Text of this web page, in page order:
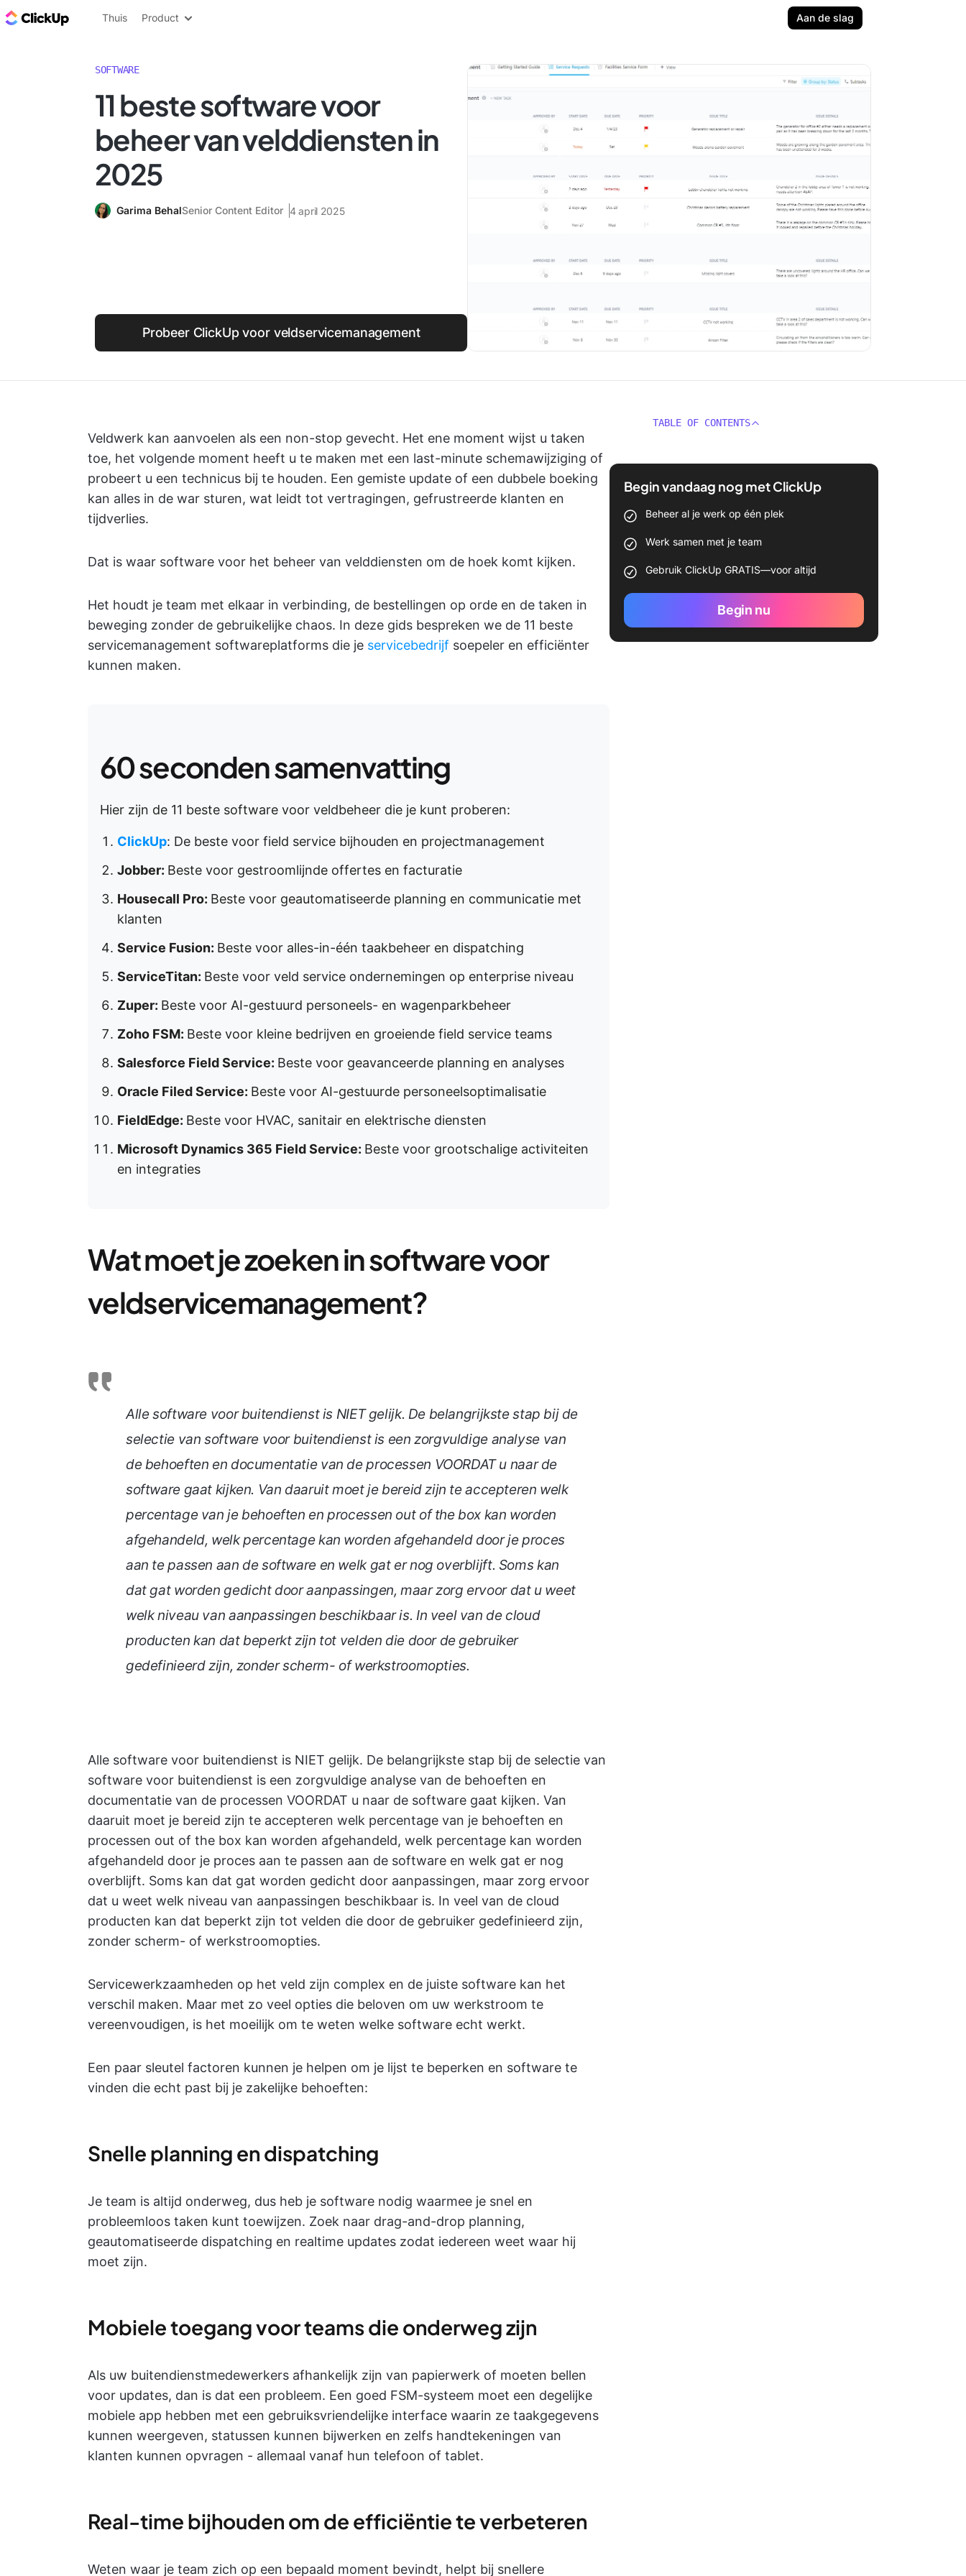
ClickUp Blog
Thuis Product Aan de slag
SOFTWARE
11 beste software voor
beheer van velddiensten in
2025
Garima BehalSenior Content Editor 4 april 2025
Probeer ClickUp voor veldservicemanagement
Veldwerk kan aanvoelen als een non-stop gevecht. Het ene moment wijst u taken
toe, het volgende moment heeft u te maken met een last-minute schemawijziging of
probeert u een technicus bij te houden. Een gemiste update of een dubbele boeking
kan alles in de war sturen, wat leidt tot vertragingen, gefrustreerde klanten en
tijdverlies.
Dat is waar software voor het beheer van velddiensten om de hoek komt kijken.
Het houdt je team met elkaar in verbinding, de bestellingen op orde en de taken in
beweging zonder de gebruikelijke chaos. In deze gids bespreken we de 11 beste
servicemanagement softwareplatforms die je servicebedrijf soepeler en efficiënter
kunnen maken.
60 seconden samenvatting
Hier zijn de 11 beste software voor veldbeheer die je kunt proberen:
ClickUp: De beste voor field service bijhouden en projectmanagement
Jobber: Beste voor gestroomlijnde offertes en facturatie
Housecall Pro: Beste voor geautomatiseerde planning en communicatie met
klanten
Service Fusion: Beste voor alles-in-één taakbeheer en dispatching
ServiceTitan: Beste voor veld service ondernemingen op enterprise niveau
Zuper: Beste voor AI-gestuurd personeels- en wagenparkbeheer
Zoho FSM: Beste voor kleine bedrijven en groeiende field service teams
Salesforce Field Service: Beste voor geavanceerde planning en analyses
Oracle Filed Service: Beste voor AI-gestuurde personeelsoptimalisatie
FieldEdge: Beste voor HVAC, sanitair en elektrische diensten
Microsoft Dynamics 365 Field Service: Beste voor grootschalige activiteiten
en integraties
Wat moet je zoeken in software voor
veldservicemanagement?
Alle software voor buitendienst is NIET gelijk. De belangrijkste stap bij de
selectie van software voor buitendienst is een zorgvuldige analyse van
de behoeften en documentatie van de processen VOORDAT u naar de
software gaat kijken. Van daaruit moet je bereid zijn te accepteren welk
percentage van je behoeften en processen out of the box kan worden
afgehandeld, welk percentage kan worden afgehandeld door je proces
aan te passen aan de software en welk gat er nog overblijft. Soms kan
dat gat worden gedicht door aanpassingen, maar zorg ervoor dat u weet
welk niveau van aanpassingen beschikbaar is. In veel van de cloud
producten kan dat beperkt zijn tot velden die door de gebruiker
gedefinieerd zijn, zonder scherm- of werkstroomopties.
Alle software voor buitendienst is NIET gelijk. De belangrijkste stap bij de selectie van
software voor buitendienst is een zorgvuldige analyse van de behoeften en
documentatie van de processen VOORDAT u naar de software gaat kijken. Van
daaruit moet je bereid zijn te accepteren welk percentage van je behoeften en
processen out of the box kan worden afgehandeld, welk percentage kan worden
afgehandeld door je proces aan te passen aan de software en welk gat er nog
overblijft. Soms kan dat gat worden gedicht door aanpassingen, maar zorg ervoor
dat u weet welk niveau van aanpassingen beschikbaar is. In veel van de cloud
producten kan dat beperkt zijn tot velden die door de gebruiker gedefinieerd zijn,
zonder scherm- of werkstroomopties.
Servicewerkzaamheden op het veld zijn complex en de juiste software kan het
verschil maken. Maar met zo veel opties die beloven om uw werkstroom te
vereenvoudigen, is het moeilijk om te weten welke software echt werkt.
Een paar sleutel factoren kunnen je helpen om je lijst te beperken en software te
vinden die echt past bij je zakelijke behoeften:
Snelle planning en dispatching
Je team is altijd onderweg, dus heb je software nodig waarmee je snel en
probleemloos taken kunt toewijzen. Zoek naar drag-and-drop planning,
geautomatiseerde dispatching en realtime updates zodat iedereen weet waar hij
moet zijn.
Mobiele toegang voor teams die onderweg zijn
Als uw buitendienstmedewerkers afhankelijk zijn van papierwerk of moeten bellen
voor updates, dan is dat een probleem. Een goed FSM-systeem moet een degelijke
mobiele app hebben met een gebruiksvriendelijke interface waarin ze taakgegevens
kunnen weergeven, statussen kunnen bijwerken en zelfs handtekeningen van
klanten kunnen opvragen - allemaal vanaf hun telefoon of tablet.
Real-time bijhouden om de efficiëntie te verbeteren
Weten waar je team zich op een bepaald moment bevindt, helpt bij snellere
TABLE OF CONTENTS
Begin vandaag nog met ClickUp
Beheer al je werk op één plek
Werk samen met je team
Gebruik ClickUp GRATIS—voor altijd
Begin nu